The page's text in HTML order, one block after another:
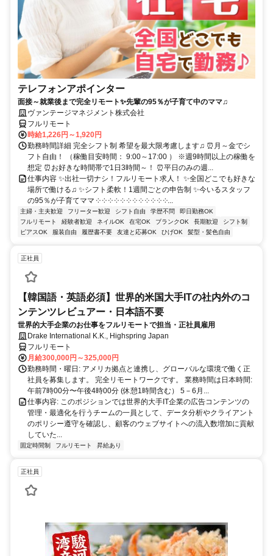
テレフォンアポインター
面接～就業後まで完全リモート✨先輩の95％が子育て中のママ♫
ヴァンテージマネジメント株式会社
フルリモート
時給1,226円～1,920円
勤務時間詳細 完全シフト制 希望を最大限考慮します♫ ⏰月～金でシ
フト自由！ （稼働目安時間： 9:00～17:00 ） ※週9時間以上の稼働を
想定 ⏰お好きな時間帯で1日3時間～！ ⏰平日のみの週...
仕事内容 ✨出社一切ナシ！フルリモート求人！ ✨全国どこでも好きな
場所で働ける♫ ✨シフト柔軟！1週間ごとの申告制 ✨今いるスタッフ
の95％が子育てママ ༶ ༶ ༶ ༶ ༶ ༶ ༶ ༶ ༶ ༶ ༶ ༶...
主婦・主夫歓迎 フリーター歓迎 シフト自由 学歴不問
即日勤務OK
フルリモート
経験者歓迎 ネイルOK 在宅OK ブランクOK 長期歓迎
シフト制
ピアスOK
服装自由 履歴書不要 友達と応募OK ひげOK 髪型・髪色自由
正社員
【韓国語・英語必須】世界的米国大手ITの社内外のコ
ンテンツレビュアー・日本語不要
世界的大手企業のお仕事をフルリモートで担当・正社員雇用
Drake International K.K., Highspring Japan
フルリモート
月給300,000円～325,000円
勤務時間・曜日: アメリカ拠点と連携し、グローバルな環境で働く正
社員を募集します。 完全リモートワークです。 業務時間は日本時間:
午前7時00分〜午後4時00分 (休憩1時間含む） 5－6月...
仕事内容: このポジションでは世界的大手IT企業の広告コンテンツの
管理・最適化を行うチームの一員として、データ分析やクライアント
のポリシー遵守を確認し、顧客のウェブサイトへの流入数増加に貢献
していた...
固定時間制 フルリモート 昇給あり
正社員